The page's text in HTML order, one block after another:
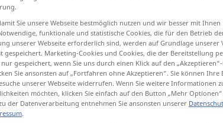
in Schwulibus → siehe „Schwulität“
Sie unsere Webseite bestmöglich nutzen und wir besser mit Ihnen
funktionale und statistische Cookies, die für den Betrieb
unserer Webseite erforderlich sind, werden auf Grundlage unserer
gespeichert. Marketing-Cookies und Cookies, die der Bereitstellung
gespeichert, wenn Sie uns durch einen Klick auf den
Sie ansonsten auf „Fortfahren ohne Akzeptieren“. Sie können Ihre
unserer Webseite widerrufen. Wenn Sie weitere Informationen
möchten, klicken Sie einfach auf den Button „Mehr Optionen“.
der Datenverarbeitung entnehmen Sie ansonsten unserer
.